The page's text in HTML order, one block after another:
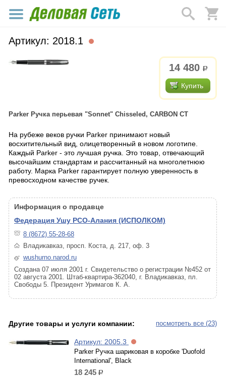
Артикул: 2018.1
14 480 р.
Купить
Parker Ручка перьевая "Sonnet" Chisseled, CARBON CT
На рубеже веков ручки Parker принимают новый
восхитительный вид, олицетворенный в новом логотипе.
Каждый Parker - это лучшая ручка. Это товар, отвечающий
высочайшим стандартам и рассчитанный на многолетнюю
работу. Марка Parker гарантирует полную уверенность в
превосходном качестве ручек.
Информация о продавце
Федерация Ушу РСО-Алания (ИСПОЛКОМ)
8 (8672) 55-28-68
Владикавказ, просп. Коста, д. 217, оф. 3
wushurno.narod.ru
Cоздана 07 июля 2001 г. Свидетельство о регистрации №452 от
02 августа 2001. Штаб-квартира-362040, г. Владикавказ, пл.
Свободы 5. Президент Уримагов К. А.
посмотреть все (23)
Другие товары и услуги компании:
Артикул: 2005.3
Parker Ручка шариковая в коробке 'Duofold
International', Black
18 245 р.